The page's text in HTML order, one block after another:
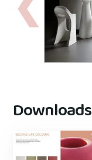
Downloads